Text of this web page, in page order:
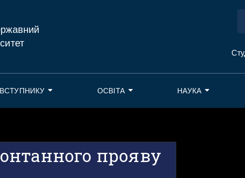
ВСТУПНИКУ ОСВІТА НАУКА
прояву